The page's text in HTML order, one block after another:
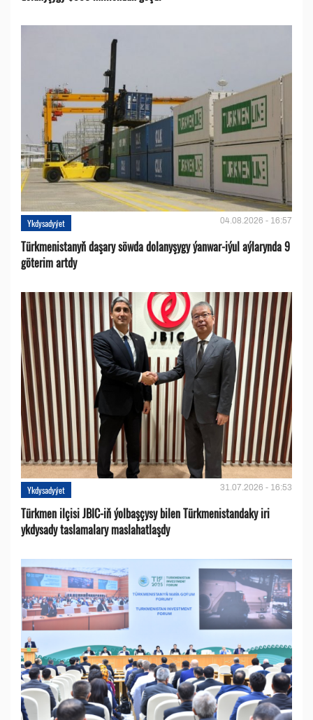
Ykdysadyýet 04.08.2026 - 16:57
Türkmenistanyň daşary söwda dolanyşygy ýanwar-iýul aýlarynda 9
göterim artdy
Ykdysadyýet 31.07.2026 - 16:53
Türkmen ilçisi JBIC-iň ýolbaşçysy bilen Türkmenistandaky iri
ykdysady taslamalary maslahatlaşdy